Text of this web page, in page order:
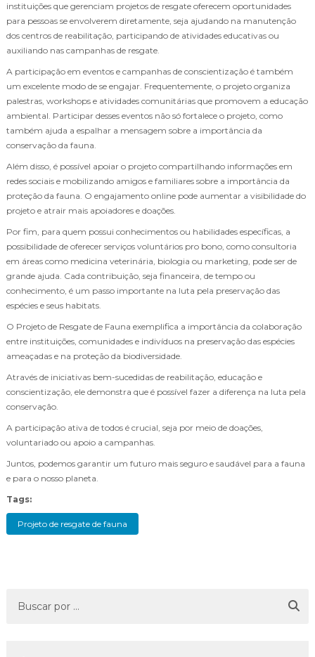
instituições que gerenciam projetos de resgate oferecem oportunidades
para pessoas se envolverem diretamente, seja ajudando na manutenção
dos centros de reabilitação, participando de atividades educativas ou
auxiliando nas campanhas de resgate.
A participação em eventos e campanhas de conscientização é também
um excelente modo de se engajar. Frequentemente, o projeto organiza
palestras, workshops e atividades comunitárias que promovem a educação
ambiental. Participar desses eventos não só fortalece o projeto, como
também ajuda a espalhar a mensagem sobre a importância da
conservação da fauna.
Além disso, é possível apoiar o projeto compartilhando informações em
redes sociais e mobilizando amigos e familiares sobre a importância da
proteção da fauna. O engajamento online pode aumentar a visibilidade do
projeto e atrair mais apoiadores e doações.
Por fim, para quem possui conhecimentos ou habilidades específicas, a
possibilidade de oferecer serviços voluntários pro bono, como consultoria
em áreas como medicina veterinária, biologia ou marketing, pode ser de
grande ajuda. Cada contribuição, seja financeira, de tempo ou
conhecimento, é um passo importante na luta pela preservação das
espécies e seus habitats.
O Projeto de Resgate de Fauna exemplifica a importância da colaboração
entre instituições, comunidades e indivíduos na preservação das espécies
ameaçadas e na proteção da biodiversidade.
Através de iniciativas bem-sucedidas de reabilitação, educação e
conscientização, ele demonstra que é possível fazer a diferença na luta pela
conservação.
A participação ativa de todos é crucial, seja por meio de doações,
voluntariado ou apoio a campanhas.
Juntos, podemos garantir um futuro mais seguro e saudável para a fauna
e para o nosso planeta.
Tags:
Projeto de resgate de fauna